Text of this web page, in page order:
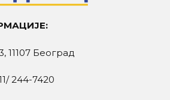
11107 Београд
244-7420